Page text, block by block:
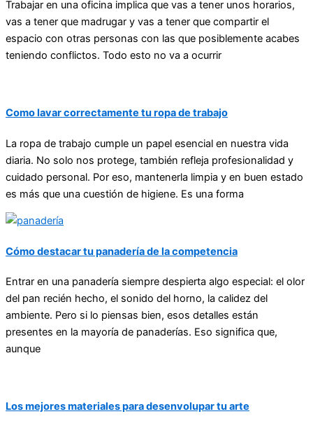
Trabajar en una oficina implica que vas a tener unos horarios,
vas a tener que madrugar y vas a tener que compartir el
espacio con otras personas con las que posiblemente acabes
teniendo conflictos. Todo esto no va a ocurrir
Como lavar correctamente tu ropa de trabajo
La ropa de trabajo cumple un papel esencial en nuestra vida
diaria. No solo nos protege, también refleja profesionalidad y
cuidado personal. Por eso, mantenerla limpia y en buen estado
es más que una cuestión de higiene. Es una forma
Cómo destacar tu panadería de la competencia
Entrar en una panadería siempre despierta algo especial: el olor
del pan recién hecho, el sonido del horno, la calidez del
ambiente. Pero si lo piensas bien, esos detalles están
presentes en la mayoría de panaderías. Eso significa que,
aunque
Los mejores materiales para desenvolupar tu arte